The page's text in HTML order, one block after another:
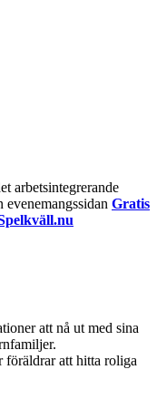
arbetsintegrerande
Gratis
att nå ut med sina
föräldrar att hitta roliga